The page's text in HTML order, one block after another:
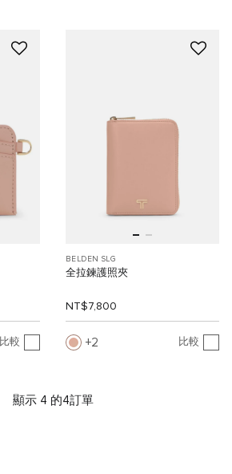
比較
BELDEN SLG
全拉鍊護照夾
NT$7,800
2 比較
顯示 4 的4訂單